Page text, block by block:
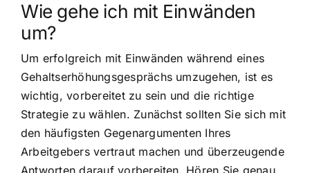
Wie gehe ich mit Einwänden
um?
Um erfolgreich mit Einwänden während eines
Gehaltserhöhungsgesprächs umzugehen, ist es
wichtig, vorbereitet zu sein und die richtige
Strategie zu wählen. Zunächst sollten Sie sich mit
den häufigsten Gegenargumenten Ihres
Arbeitgebers vertraut machen und überzeugende
Antworten darauf vorbereiten. Hören Sie genau